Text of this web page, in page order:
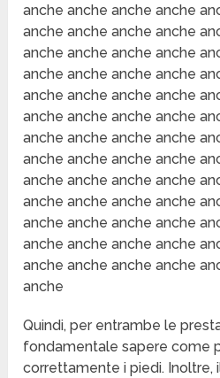
Quindi, per entrambe le
fondamentale sapere come
correttamente i piedi. Inoltre,